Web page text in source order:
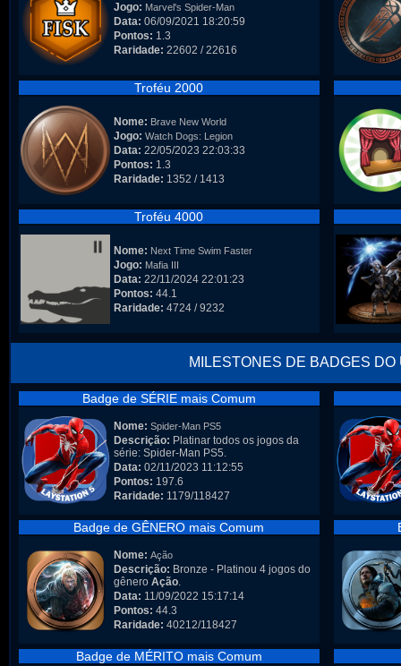
Jogo: Marvel's Spider-Man
Data: 06/09/2021 18:20:59
Pontos: 1.3
Raridade: 22602 / 22616
Troféu 2000
Nome: Brave New World
Jogo: Watch Dogs: Legion
Data: 22/05/2023 22:03:33
Pontos: 1.3
Raridade: 1352 / 1413
Troféu 4000
Nome: Next Time Swim Faster
Jogo: Mafia III
Data: 22/11/2024 22:01:23
Pontos: 44.1
Raridade: 4724 / 9232
MILESTONES DE BADGES DO
Badge de SÉRIE mais Comum
Nome: Spider-Man PS5
Descrição: Platinar todos os jogos da
série: Spider-Man PS5.
Data: 02/11/2023 11:12:55
Pontos: 197.6
Raridade: 1179/118427
Badge de GÊNERO mais Comum
Nome: Ação
Descrição: Bronze - Platinou 4 jogos do
gênero Ação.
Data: 11/09/2022 15:17:14
Pontos: 44.3
Raridade: 40212/118427
Badge de MÉRITO mais Comum